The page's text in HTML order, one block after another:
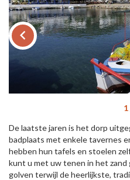
keyboard_arrow_left
1
De laatste jaren is het dorp
badplaats met enkele tavernes
hebben hun tafels en stoelen
kunt u met uw tenen in het zand
golven terwijl de heerlijkste,